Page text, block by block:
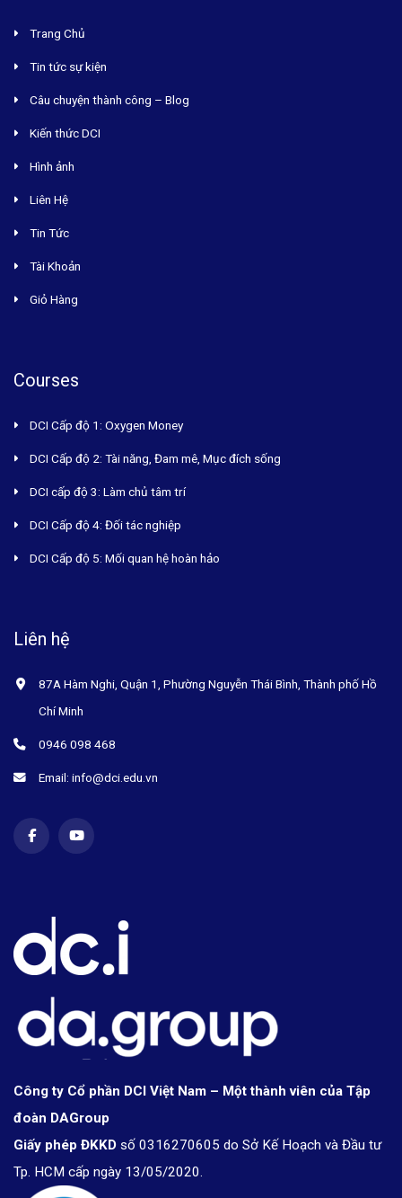
Trang Chủ
Tin tức sự kiện
Câu chuyện thành công – Blog
Kiến thức DCI
Hình ảnh
Liên Hệ
Tin Tức
Tài Khoản
Giỏ Hàng
Courses
DCI Cấp độ 1: Oxygen Money
DCI Cấp độ 2: Tài năng, Đam mê, Mục đích sống
DCI cấp độ 3: Làm chủ tâm trí
DCI Cấp độ 4: Đối tác nghiệp
DCI Cấp độ 5: Mối quan hệ hoàn hảo
Liên hệ
87A Hàm Nghi, Quận 1, Phường Nguyễn Thái Bình, Thành phố Hồ
Chí Minh
0946 098 468
Email: info@dci.edu.vn
Công ty Cổ phần DCI Việt Nam – Một thành viên của Tập
đoàn DAGroup
Giấy phép ĐKKD số 0316270605 do Sở Kế Hoạch và Đầu tư
Tp. HCM cấp ngày 13/05/2020.